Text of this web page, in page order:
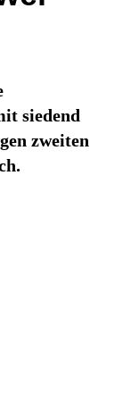
siedend
zweiten